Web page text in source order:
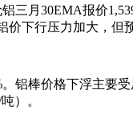
三月30EMA报价
下行压力加大，但
铝棒价格下浮主要
）。